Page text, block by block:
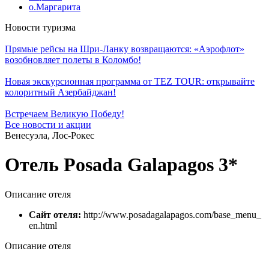
о.Маргарита
Новости туризма
Прямые рейсы на Шри-Ланку возвращаются: «Аэрофлот»
возобновляет полеты в Коломбо!
Новая экскурсионная программа от TEZ TOUR: открывайте
колоритный Азербайджан!
Встречаем Великую Победу!
Все новости и акции
Венесуэла, Лос-Рокес
Отель Posada Galapagos 3*
Описание отеля
Сайт отеля: http://www.posadagalapagos.com/base_menu_
en.html
Описание отеля